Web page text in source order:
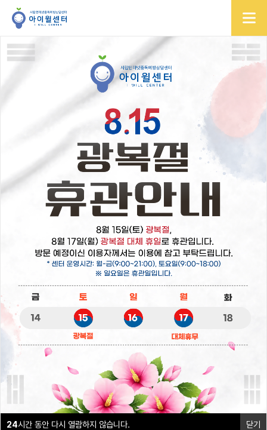
24시간 동안 다시 열람하지 않습니다. 닫기
24시간 동안 다시 열람하지 않습니다. 닫기